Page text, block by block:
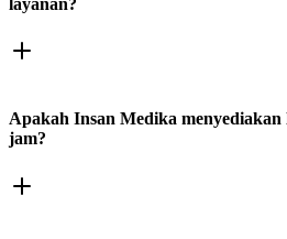
Apakah Insan Medika menyediakan
jam?